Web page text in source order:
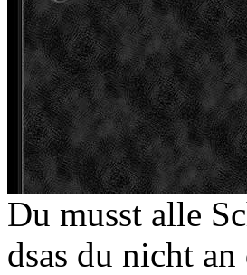
Du musst alle
dsas du nicht